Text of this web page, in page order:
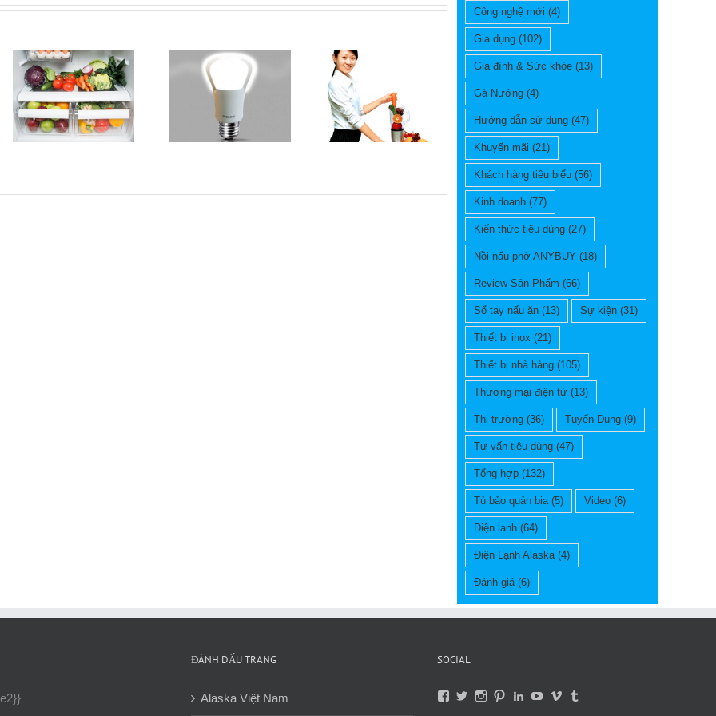
Mẹo đơn giản giúp
tiết kiệm điện trong
gia đình
Mua máy xay sinh
tố loại nào tốt, ở
Công nghệ mới (4)
Gia dụng (102)
Gia đình & Sức khỏe (13)
Gà Nướng (4)
Hướng dẫn sử dụng (47)
Khuyến mãi (21)
Khách hàng tiêu biểu (56)
Kinh doanh (77)
Kiến thức tiêu dùng (27)
Nồi nấu phở ANYBUY (18)
Review Sản Phẩm (66)
Sổ tay nấu ăn (13) Sự kiện (31)
Thiết bị inox (21)
Thiết bị nhà hàng (105)
Thương mại điện tử (13)
Thị trường (36) Tuyển Dụng (9)
Tư vấn tiêu dùng (47)
Tổng hợp (132)
Tủ bảo quản bia(5) Video (6)
Điện lạnh (64)
Điện Lạnh Alaska(4)
Đánh giá(6)
ĐÁNH DẤU TRANG
Alaska Việt Nam
SOCIAL
ViewViewView ViewViewViewView